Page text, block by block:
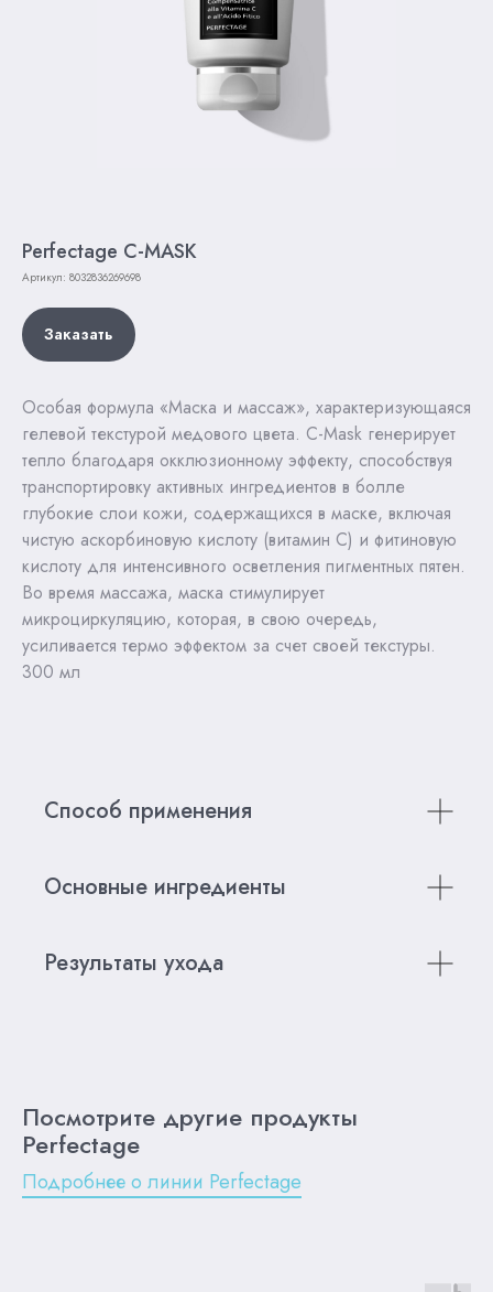
Perfectage C-MASK
Артикул: 8032836269698
Заказать
Особая формула «Маска и массаж», характеризующаяся
гелевой текстурой медового цвета. С-Mask генерирует
тепло благодаря окклюзионному эффекту, способствуя
транспортировку активных ингредиентов в болле
глубокие слои кожи, содержащихся в маске, включая
чистую аскорбиновую кислоту (витамин С) и фитиновую
кислоту для интенсивного осветления пигментных пятен.
Во время массажа, маска стимулирует
микроциркуляцию, которая, в свою очередь,
усиливается термо эффектом за счет своей текстуры.
300 мл
Способ применения
Основные ингредиенты
Результаты ухода
Посмотрите другие продукты
Perfectage
Подробнее о линии Perfectage